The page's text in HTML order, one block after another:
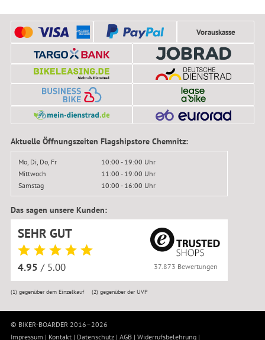
Vorauskasse
Aktuelle Öffnungszeiten Flagshipstore Chemnitz:
Mo, Di, Do, Fr
10:00 - 19:00 Uhr
Mittwoch
11:00 - 19:00 Uhr
Samstag
10:00 - 16:00 Uhr
Das sagen unsere Kunden:
SEHR GUT
4.95 / 5.00 37.873 Bewertungen
(1)gegenüber dem Einzelkauf (2) gegenüber der UVP
© BIKER-BOARDER 2016–2026
Impressum | Kontakt | Datenschutz | AGB | Widerrufsbelehrung |